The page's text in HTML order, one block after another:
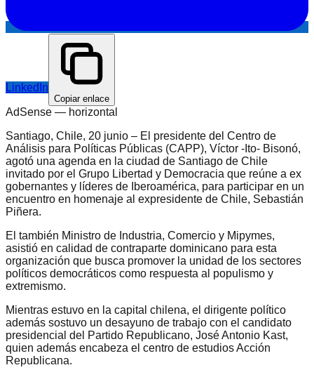
LinkedIn
Copiar enlace
AdSense — horizontal
Santiago, Chile, 20 junio – El presidente del Centro de
Análisis para Políticas Públicas (CAPP), Víctor -Ito- Bisonó,
agotó una agenda en la ciudad de Santiago de Chile
invitado por el Grupo Libertad y Democracia que reúne a ex
gobernantes y líderes de Iberoamérica, para participar en un
encuentro en homenaje al expresidente de Chile, Sebastián
Piñera.
El también Ministro de Industria, Comercio y Mipymes,
asistió en calidad de contraparte dominicano para esta
organización que busca promover la unidad de los sectores
políticos democráticos como respuesta al populismo y
extremismo.
Mientras estuvo en la capital chilena, el dirigente político
además sostuvo un desayuno de trabajo con el candidato
presidencial del Partido Republicano, José Antonio Kast,
quien además encabeza el centro de estudios Acción
Republicana.